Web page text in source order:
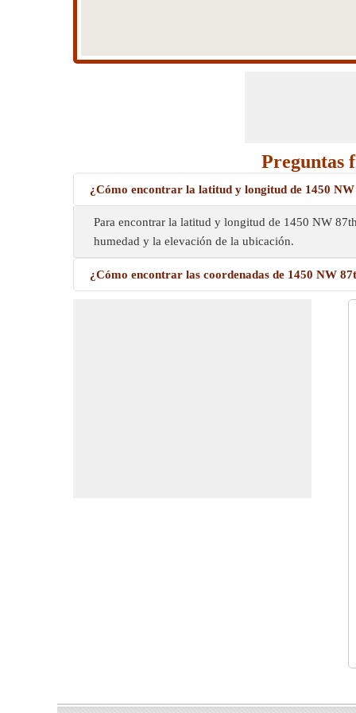
Preguntas
¿Cómo encontrar la latitud y longitud de 1450 NW
Para encontrar la latitud y longitud de 1450 NW
humedad y la elevación de la ubicación.
¿Cómo encontrar las coordenadas de 1450 NW